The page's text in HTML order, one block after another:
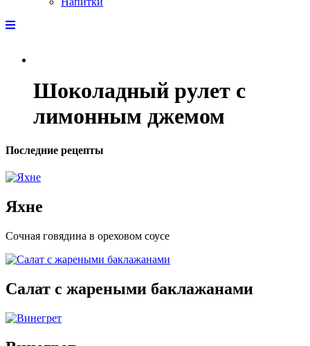
Шоколадный рулет с
лимонным джемом
Последние рецепты
Яхне
Сочная говядина в ореховом соусе
Салат с жареными баклажанами